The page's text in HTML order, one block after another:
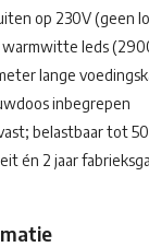
op 230V (geen
warmwitte leds
lange
inbegrepen
belastbaar tot
én 2 jaar